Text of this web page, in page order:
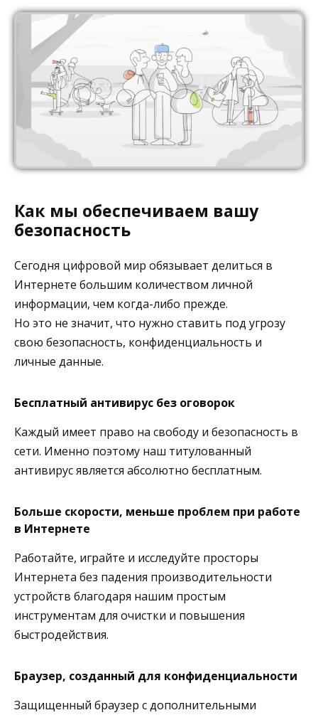
Как мы обеспечиваем вашу
безопасность
Сегодня цифровой мир обязывает делиться в
Интернете большим количеством личной
информации, чем когда-либо прежде.
Но это не значит, что нужно ставить под угрозу
свою безопасность, конфиденциальность и
личные данные.
Бесплатный антивирус без оговорок
Каждый имеет право на свободу и безопасность в
сети. Именно поэтому наш титулованный
антивирус является абсолютно бесплатным.
Больше скорости, меньше проблем при работе
в Интернете
Работайте, играйте и исследуйте просторы
Интернета без падения производительности
устройств благодаря нашим простым
инструментам для очистки и повышения
быстродействия.
Браузер, созданный для конфиденциальности
Защищенный браузер с дополнительными